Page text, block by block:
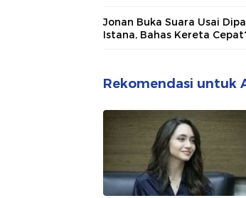
Jonan Buka Suara Usai
Istana, Bahas Kereta
Rekomendasi untuk